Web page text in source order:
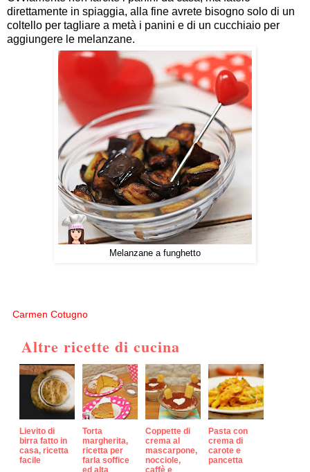
direttamente in spiaggia, alla fine avrete bisogno solo di un
coltello per tagliare a metà i panini e di un cucchiaio per
aggiungere le melanzane.
Melanzane a funghetto
Carmen Cotugno
Altre ricette di cucina
Lievito di
birra fatto in
casa, ricetta
facile
Torta
margherita,
ricetta per
farla soffice
ed alta
Coppette di
crema al
mascarpone,
nocciole,
caffè e
Pasta con
crema di
carote e
pancetta